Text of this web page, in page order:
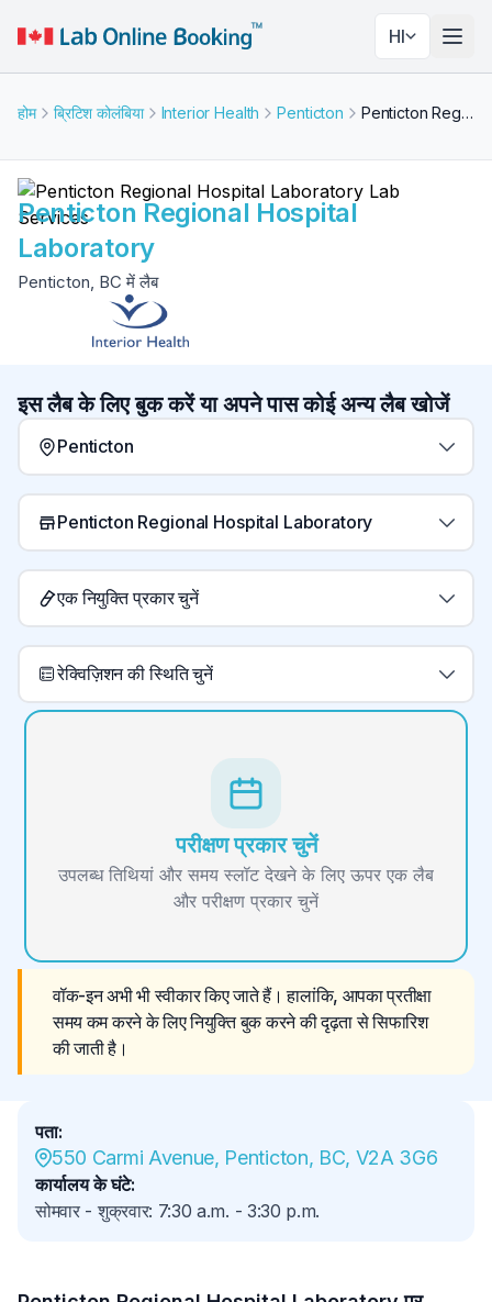
HI
होम ब्रिटिश कोलंबिया Interior Health Penticton Penticton Regional Hospital Laboratory
Penticton Regional Hospital
Laboratory
Penticton, BC में लैब
इस लैब के लिए बुक करें या अपने पास कोई अन्य लैब खोजें
Penticton
Penticton Regional Hospital Laboratory
एक नियुक्ति प्रकार चुनें
रेक्विज़िशन की स्थिति चुनें
परीक्षण प्रकार चुनें
उपलब्ध तिथियां और समय स्लॉट देखने के लिए ऊपर एक लैब
और परीक्षण प्रकार चुनें
वॉक-इन अभी भी स्वीकार किए जाते हैं। हालांकि, आपका प्रतीक्षा
समय कम करने के लिए नियुक्ति बुक करने की दृढ़ता से सिफारिश
की जाती है।
पता:
550 Carmi Avenue, Penticton, BC, V2A 3G6
कार्यालय के घंटे:
सोमवार - शुक्रवार: 7:30 a.m. - 3:30 p.m.